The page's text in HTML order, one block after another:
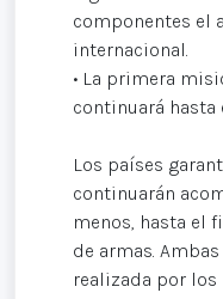
componentes el
internacional.
• La primera
continuará hasta
Los países
continuarán
menos, hasta el
de armas.
realizada por los